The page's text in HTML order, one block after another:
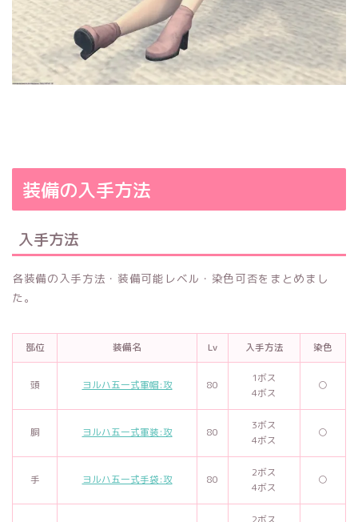
装備の入手方法
入手方法
各装備の入手方法・装備可能レベル・染色可否をまとめまし
た。
部位 装備名 Lv 入手方法 染色
頭 ヨルハ五一式軍帽:攻 80
1ボス
4ボス
○
胴 ヨルハ五一式軍装:攻 80
3ボス
4ボス
○
手 ヨルハ五一式手袋:攻 80
2ボス
4ボス
○